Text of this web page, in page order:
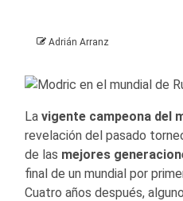
Adrián Arranz
La vigente campeona del
revelación del pasado
de las mejores
final de un mundial por
Cuatro años después,